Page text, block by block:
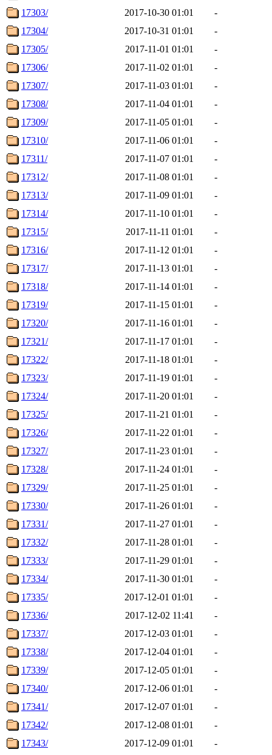
17303/
2017-10-30 01:01
-
17304/
2017-10-31 01:01
-
17305/
2017-11-01 01:01
-
17306/
2017-11-02 01:01
-
17307/
2017-11-03 01:01
-
17308/
2017-11-04 01:01
-
17309/
2017-11-05 01:01
-
17310/
2017-11-06 01:01
-
17311/
2017-11-07 01:01
-
17312/
2017-11-08 01:01
-
17313/
2017-11-09 01:01
-
17314/
2017-11-10 01:01
-
17315/
2017-11-11 01:01
-
17316/
2017-11-12 01:01
-
17317/
2017-11-13 01:01
-
17318/
2017-11-14 01:01
-
17319/
2017-11-15 01:01
-
17320/
2017-11-16 01:01
-
17321/
2017-11-17 01:01
-
17322/
2017-11-18 01:01
-
17323/
2017-11-19 01:01
-
17324/
2017-11-20 01:01
-
17325/
2017-11-21 01:01
-
17326/
2017-11-22 01:01
-
17327/
2017-11-23 01:01
-
17328/
2017-11-24 01:01
-
17329/
2017-11-25 01:01
-
17330/
2017-11-26 01:01
-
17331/
2017-11-27 01:01
-
17332/
2017-11-28 01:01
-
17333/
2017-11-29 01:01
-
17334/
2017-11-30 01:01
-
17335/
2017-12-01 01:01
-
17336/
2017-12-02 11:41
-
17337/
2017-12-03 01:01
-
17338/
2017-12-04 01:01
-
17339/
2017-12-05 01:01
-
17340/
2017-12-06 01:01
-
17341/
2017-12-07 01:01
-
17342/
2017-12-08 01:01
-
17343/
2017-12-09 01:01
-